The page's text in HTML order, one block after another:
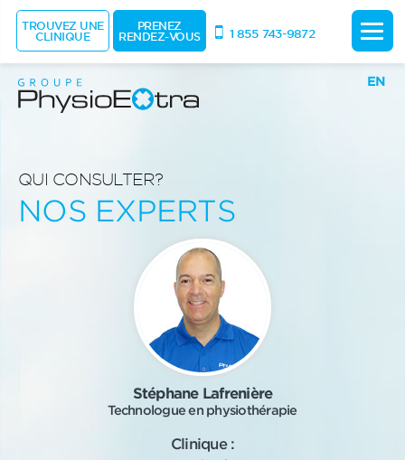
EN
QUI CONSULTER?
NOS EXPERTS
Stéphane Lafrenière
Technologue en physiothérapie
Clinique :
TROUVEZ UNE
CLINIQUE
PRENEZ
RENDEZ-VOUS 1 855 743-9872